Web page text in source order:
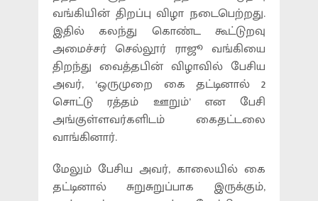
வங்கியின் திறப்பு விழா நடைபெற்றது.
இதில் கலந்து கொண்ட கூட்டுறவு
அமைச்சர் செல்லூர் ராஜூ வங்கியை
திறந்து வைத்தபின் விழாவில் பேசிய
அவர், ‘ஒருமுறை கை தட்டினால் 2
சொட்டு ரத்தம் ஊறும்’ என பேசி
அங்குள்ளவர்களிடம் கைதட்டலை
வாங்கினார்.
மேலும் பேசிய அவர், காலையில் கை
தட்டினால் சுறுசுறுப்பாக இருக்கும்,